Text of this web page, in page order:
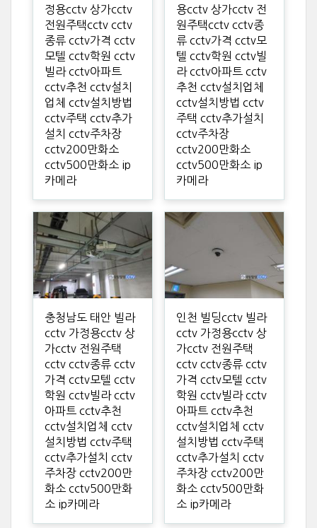
정용cctv 상가cctv
전원주택cctv cctv
종류 cctv가격 cctv
모텔 cctv학원 cctv
빌라 cctv아파트
cctv추천 cctv설치
업체 cctv설치방법
cctv주택 cctv추가
설치 cctv주차장
cctv200만화소
cctv500만화소 ip
카메라
용cctv 상가cctv 전
원주택cctv cctv종
류 cctv가격 cctv모
텔 cctv학원 cctv빌
라 cctv아파트 cctv
추천 cctv설치업체
cctv설치방법 cctv
주택 cctv추가설치
cctv주차장
cctv200만화소
cctv500만화소 ip
카메라
충청남도 태안 빌라
cctv 가정용cctv 상
가cctv 전원주택
cctv cctv종류 cctv
가격 cctv모텔 cctv
학원 cctv빌라 cctv
아파트 cctv추천
cctv설치업체 cctv
설치방법 cctv주택
cctv추가설치 cctv
주차장 cctv200만
화소 cctv500만화
소 ip카메라
인천 빌딩cctv 빌라
cctv 가정용cctv 상
가cctv 전원주택
cctv cctv종류 cctv
가격 cctv모텔 cctv
학원 cctv빌라 cctv
아파트 cctv추천
cctv설치업체 cctv
설치방법 cctv주택
cctv추가설치 cctv
주차장 cctv200만
화소 cctv500만화
소 ip카메라